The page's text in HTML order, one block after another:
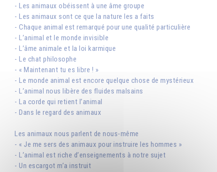
- Les animaux obéissent à une âme groupe
- Les animaux sont ce que la nature les a faits
- Chaque animal est remarqué pour une qualité particulière
- L’animal et le monde invisible
- L’âme animale et la loi karmique
- Le chat philosophe
- « Maintenant tu es libre ! »
- Le monde animal est encore quelque chose de mystérieux
- L’animal nous libère des fluides malsains
- La corde qui retient l’animal
- Dans le regard des animaux
Les animaux nous parlent de nous-même
- « Je me sers des animaux pour instruire les hommes »
- L’animal est riche d’enseignements à notre sujet
- Un escargot m’a instruit